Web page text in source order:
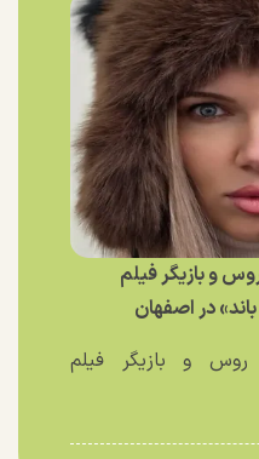
و بازیگر فیلم
در اصفهان
روس و بازیگر فیلم